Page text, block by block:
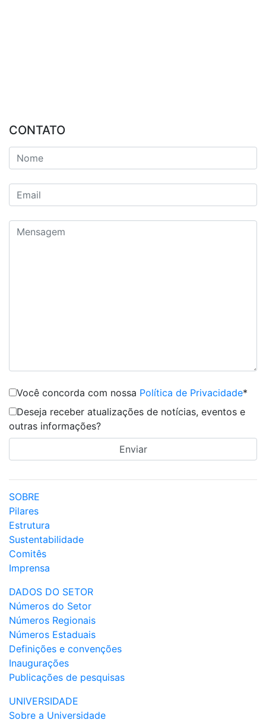
CONTATO
Você concorda com nossa Política de Privacidade*
Deseja receber atualizações de notícias, eventos e
outras informações?
SOBRE
Pilares
Estrutura
Sustentabilidade
Comitês
Imprensa
DADOS DO SETOR
Números do Setor
Números Regionais
Números Estaduais
Definições e convenções
Inaugurações
Publicações de pesquisas
UNIVERSIDADE
Sobre a Universidade